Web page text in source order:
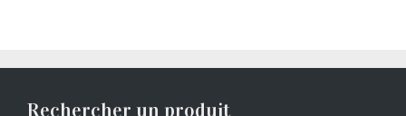
Rechercher un produit